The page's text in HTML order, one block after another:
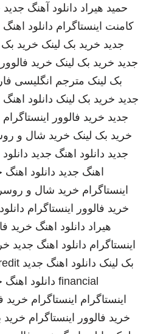
حمید هیراد دانلود آهنگ جدید
کامنت اینستاگرام دانلود
جدید خرید بک لینک خرید بک
جدید خرید بک لینک خرید
بک لینک مترجم انگلیسی
جدید خرید بک لینک دانلود
جدید خرید فالوور اینستاگرام
خرید بک لینک خرید شال و
جدید دانلود اهنگ جدید
اهنگ جدید دانلود اهنگ
اینستاگرام خرید شال و
خرید فالوور اینستاگرام
هیراد دانلود اهنگ خرید
اینستاگرام دانلود اهنگ جدید
بک لینک دانلود اهنگ جدید
financial دانلود اهنگ
اینستاگرام اینستاگرام خرید
خرید فالوور اینستاگرام خرید